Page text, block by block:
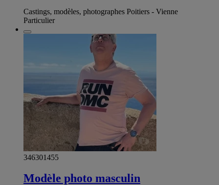
Castings, modèles, photographes Poitiers - Vienne
Particulier
346301455
Modèle photo masculin